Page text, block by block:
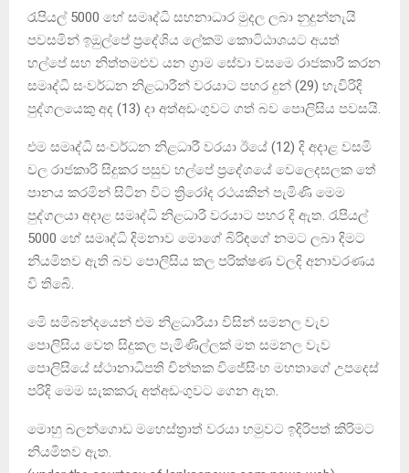
රැපියල් 5000 හේ සමෘද්ධි සහනාධාර මුදල ලබා නුදුන්නැයි
පවසමින් ඉඔුල්පේ ප්‍රදේශිය ලේකම් කොටිඨාශයට අයත්
හල්පේ සහ නිත්තමළුව යන ග්‍රාම සේවා වසමෙ රාජකාරි කරන
සමෘද්ධි සංවර්ධන නිළධාරීන් වරයාට පහර දුන් (29) හැවිරිදි
පුද්ගලයෙකු අද (13) දා අත්අඩංගුවට ගත් බව පොලිසිය පවසයි.
එම සමෘද්ධි සංවර්ධන නිළධාරී වරයා ඊයේ (12) දි අදාළ වසමි
වල රාජකාරි සිදුකර පසුව හල්පේ ප්‍රදේශයේ වෙලෙදසලක තේ
පානය කරමින් සිටින විට ත්‍රිරෝද රථයකින් පැමිණි මෙම
පුද්ගලයා අදාළ සමෘද්ධි නිළධාරී වරයාට පහර දි ඇත. රැපියල්
5000 හේ සමෘද්ධි දිමනාව මොගේ බිරිඳගේ නමට ලබා දිමට
නියමිතව ඇති බව පොලිසිය කල පරික්ෂණ වලදි අනාවරණය
වි තිබෙි.
මෙි සමිබන්දයෙන් එම නිළධාරීයා විසින් සමනල වැව
පොලිසිය වෙත සිදුකල පැමිණිල්ලක් මත සමනල වැව
පොලිසියේ ස්ථානාධිපති චින්තක විජේසිංහ මහතාගේ උපදෙස්
පරිදි මෙම සැකකරු අත්අඩංගුවට ගෙන ඇත.
මොහු බලන්ගොඩ මහෙස්ත්‍රාත් වරයා හමුවට ඉදිරිපත් කිරිමට
නියමිතව ඇත.